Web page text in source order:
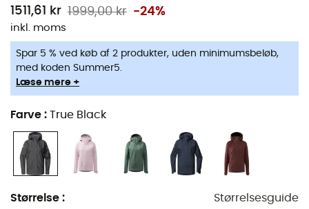
1511,61 kr 1999,00 kr -24%
inkl. moms
Spar 5 % ved køb af 2 produkter, uden minimumsbeløb,
med koden Summer5.
Læse mere +
Farve : True Black
Størrelse : Størrelsesguide
Vandtæt lynlås
Justerbar hætte med kant
Justerbare kant og manchetter
Store håndlommer, der også fungerer som
ventilation
Kan komprimeres
Reflekterende detaljer
Pertex® Shield ripstop 2,5L membran: 100%